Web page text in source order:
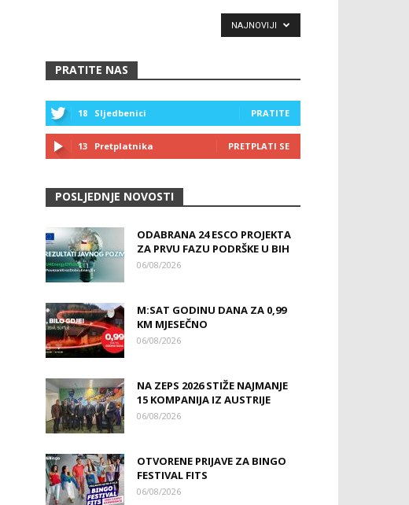
NAJNOVIJI
PRATITE NAS
18 Sljedbenici PRATITE
13 Pretplatnika PRETPLATI SE
POSLJEDNJE NOVOSTI
ODABRANA 24 ESCO PROJEKTA
ZA PRVU FAZU PODRŠKE U BIH
06/08/2026
M:SAT GODINU DANA ZA 0,99
KM MJESEČNO
06/08/2026
NA ZEPS 2026 STIŽE NAJMANJE
15 KOMPANIJA IZ AUSTRIJE
06/08/2026
OTVORENE PRIJAVE ZA BINGO
FESTIVAL FITS
06/08/2026